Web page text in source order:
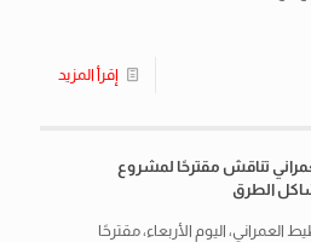
إقرأ المزيد
تناقش مقترحًا لمشروع
الطرق
العمراني، اليوم الأربعاء، مقترحًا